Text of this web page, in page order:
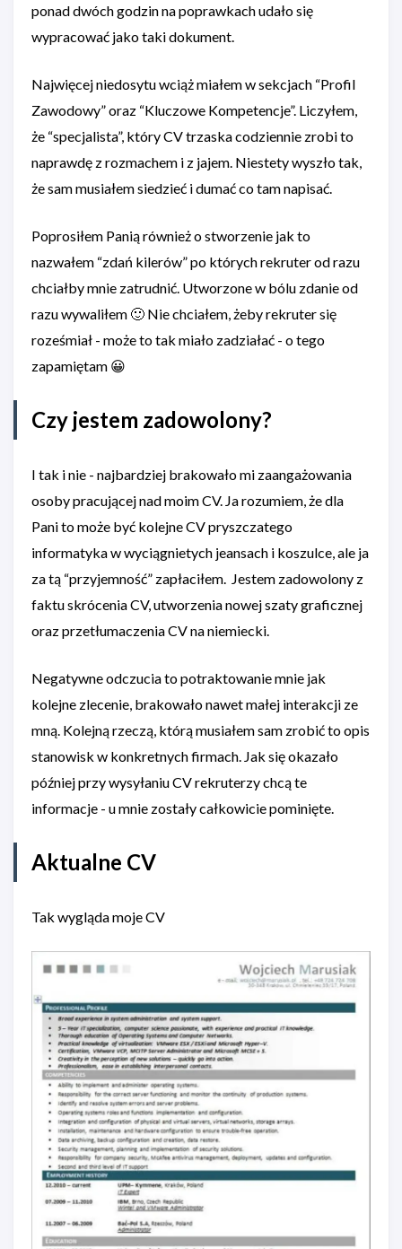
ponad dwóch godzin na poprawkach udało się
wypracować jako taki dokument.
Najwięcej niedosytu wciąż miałem w sekcjach “Profil
Zawodowy” oraz “Kluczowe Kompetencje”. Liczyłem,
że “specjalista”, który CV trzaska codziennie zrobi to
naprawdę z rozmachem i z jajem. Niestety wyszło tak,
że sam musiałem siedzieć i dumać co tam napisać.
Poprosiłem Panią również o stworzenie jak to
nazwałem “zdań kilerów” po których rekruter od razu
chciałby mnie zatrudnić. Utworzone w bólu zdanie od
razu wywaliłem 🙂 Nie chciałem, żeby rekruter się
roześmiał - może to tak miało zadziałać - o tego
zapamiętam 😀
Czy jestem zadowolony?
I tak i nie - najbardziej brakowało mi zaangażowania
osoby pracującej nad moim CV. Ja rozumiem, że dla
Pani to może być kolejne CV pryszczatego
informatyka w wyciągnietych jeansach i koszulce, ale ja
za tą “przyjemność” zapłaciłem. Jestem zadowolony z
faktu skrócenia CV, utworzenia nowej szaty graficznej
oraz przetłumaczenia CV na niemiecki.
Negatywne odczucia to potraktowanie mnie jak
kolejne zlecenie, brakowało nawet małej interakcji ze
mną. Kolejną rzeczą, którą musiałem sam zrobić to opis
stanowisk w konkretnych firmach. Jak się okazało
później przy wysyłaniu CV rekruterzy chcą te
informacje - u mnie zostały całkowicie pominięte.
Aktualne CV
Tak wygląda moje CV